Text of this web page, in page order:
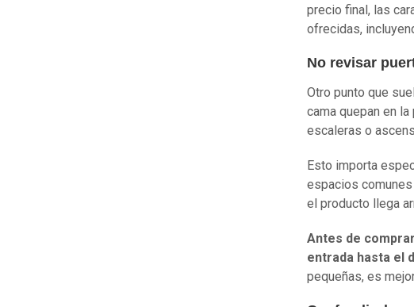
precio final, las
ofrecidas,
No revisar
Otro punto que
cama quepan en
escaleras o
Esto importa
espacios
el producto llega
Antes de
entrada hasta el
pequeñas, es